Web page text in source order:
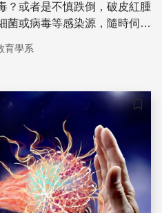
？或者是不慎跌倒，破皮紅腫
菌或病毒等感染源，隨時伺機
然天成的保衛機制，透過重
育學系
儲存